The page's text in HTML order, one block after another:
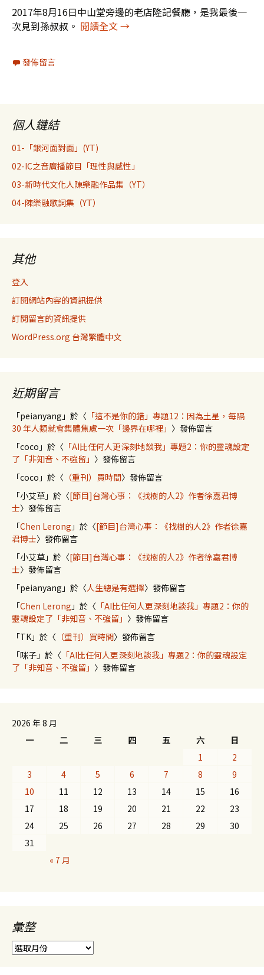
2017年8月16日中山堂旁邊的老店隆記餐廳，是我最後一
次見到孫叔叔。 閱讀全文最後一次見到孫叔叔
→
發佈留言
個人鏈結
01-「銀河面對面」(YT)
02-IC之音廣播節目「理性與感性」
03-新時代文化人陳樂融作品集（YT）
04-陳樂融歌詞集（YT）
其他
登入
訂閱網站內容的資訊提供
訂閱留言的資訊提供
WordPress.org 台灣繁體中文
近期留言
「peianyang 」於〈 「這不是你的錯」專題12：因為土星，每隔
30 年人類就會集體焦慮一次「邊界在哪裡」 〉發佈留言
「coco 」於〈 「AI比任何人更深刻地談我」專題2：你的靈魂設定
了「非知音、不強留」 〉發佈留言
「coco 」於〈 （重刊）買時間〉發佈留言
「小艾草 」於〈[節目]台灣心事：《找樹的人2》作者徐嘉君博
士〉發佈留言
「Chen Lerong 」於〈[節目]台灣心事：《找樹的人2》作者徐嘉
君博士〉發佈留言
「小艾草 」於〈[節目]台灣心事：《找樹的人2》作者徐嘉君博
士〉發佈留言
「peianyang 」於〈人生總是有選擇〉發佈留言
「Chen Lerong 」於〈 「AI比任何人更深刻地談我」專題2：你的
靈魂設定了「非知音、不強留」 〉發佈留言
「TK 」於〈 （重刊）買時間〉發佈留言
「咪子 」於〈 「AI比任何人更深刻地談我」專題2：你的靈魂設定
了「非知音、不強留」 〉發佈留言
2026 年 8 月
一
二 三 四 五 六
日
1
2
3
4 5 6 7 8
9
10
11 12 13 14 15
16
17
18 19 20 21 22
23
24
25 26 27 28 29
30
31
« 7 月
彙整
彙
整